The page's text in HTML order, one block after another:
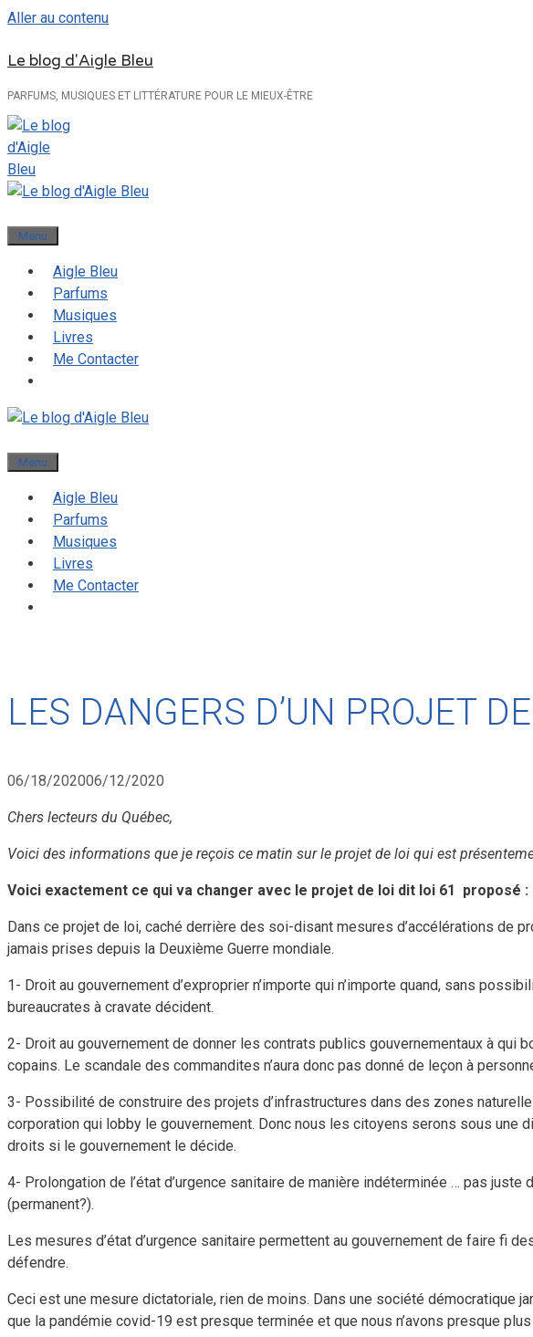
Aller au contenu
Le blog d'Aigle Bleu
PARFUMS, MUSIQUES ET LITTÉRATURE POUR LE MIEUX-ÊTRE
Menu
Aigle Bleu
Parfums
Musiques
Livres
Me Contacter
Menu
Aigle Bleu
Parfums
Musiques
Livres
Me Contacter
LES DANGERS D’UN PROJET
06/18/202006/12/2020
Chers lecteurs du Québec,
Voici des informations que je reçois ce matin sur le projet de loi qui est
Voici exactement ce qui va changer avec le projet de loi dit loi 61 proposé :
Dans ce projet de loi, caché derrière des soi-disant mesures d’accélérations de
jamais prises depuis la Deuxième Guerre mondiale.
1- Droit au gouvernement d’exproprier n’importe qui n’importe quand, sans
bureaucrates à cravate décident.
2- Droit au gouvernement de donner les contrats publics gouvernementaux à qui
copains. Le scandale des commandites n’aura donc pas donné de leçon à
3- Possibilité de construire des projets d’infrastructures dans des zones
corporation qui lobby le gouvernement. Donc nous les citoyens serons sous une
droits si le gouvernement le décide.
4- Prolongation de l’état d’urgence sanitaire de manière indéterminée … pas
(permanent?).
Les mesures d’état d’urgence sanitaire permettent au gouvernement de faire fi
défendre.
Ceci est une mesure dictatoriale, rien de moins. Dans une société démocratique
que la pandémie covid-19 est presque terminée et que nous n’avons presque